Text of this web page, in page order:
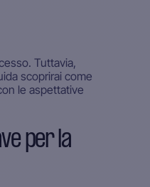
Tuttavia,
scoprirai come
le aspettative
per la